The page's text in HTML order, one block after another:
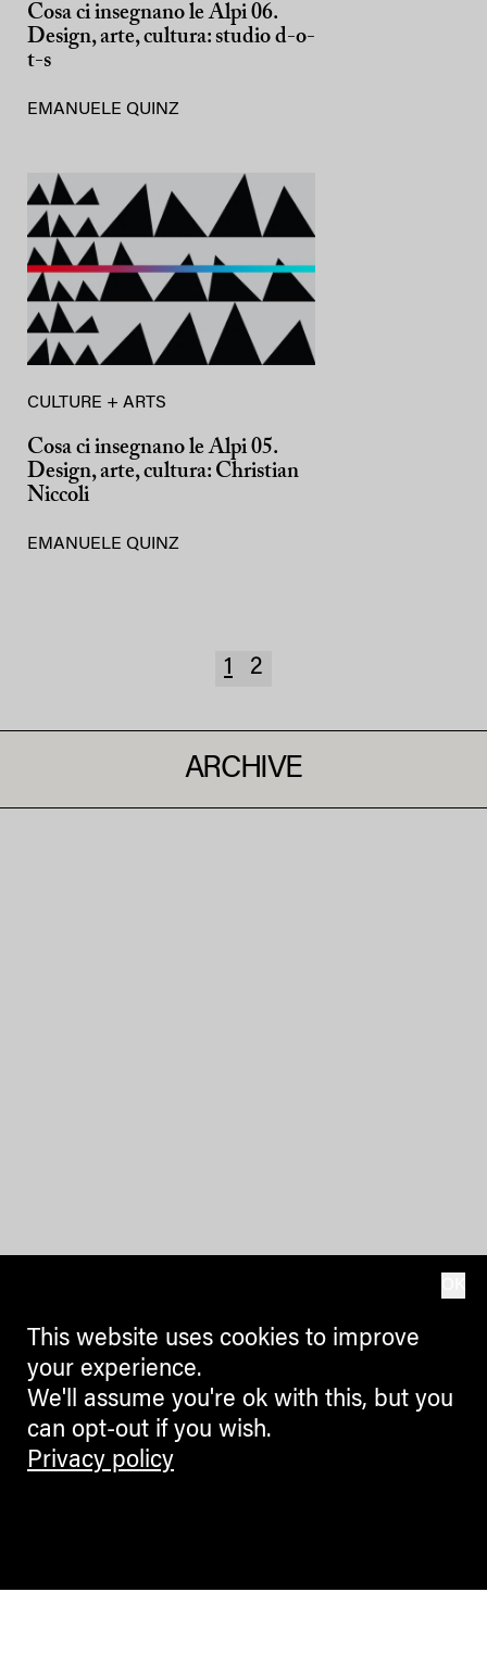
Cosa ci insegnano le Alpi 06.
Design, arte, cultura: studio d-o-
t-s
EMANUELE QUINZ
CULTURE + ARTS
Cosa ci insegnano le Alpi 05.
Design, arte, cultura: Christian
Niccoli
EMANUELE QUINZ
1 2
ARCHIVE
This website uses cookies to improve
your experience.
We'll assume you're ok with this, but you
can opt-out if you wish.
Privacy policy